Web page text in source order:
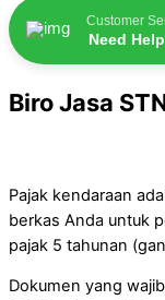
Customer
Need
Biro Jasa
Pajak kendaraan
berkas Anda untuk
pajak 5 tahunan
Dokumen yang